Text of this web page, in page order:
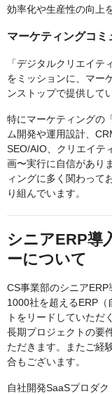
効率化や生産性の向上
マーケティングコミ
「デジタルクリエイテ
をミッションに、マー
ンストップで提供して
特にマーケティングの
ム開発や運用設計、
SEO/AIO、クリエイテ
画〜実行に自信があり
ィングに多く関わって
り組んでいます。
シニアERP導
ーについて
CS事業部のシニア
1000社を超えるERP
トをリードしていただ
長期プロジェクトの要
ただきます。またご経
合もございます。
自社開発SaaSプロダ